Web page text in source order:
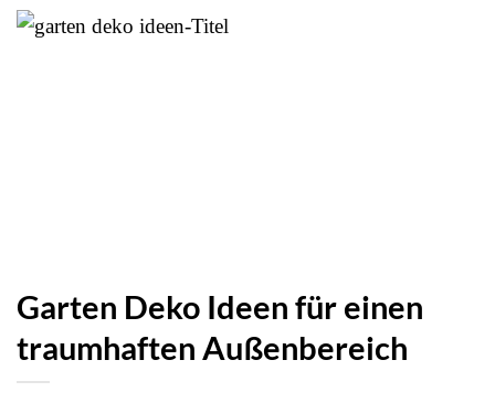
Garten Deko Ideen für einen
traumhaften Außenbereich